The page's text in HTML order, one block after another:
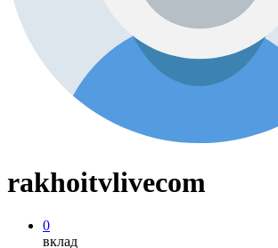
rakhoitvlivecom
0
вклад